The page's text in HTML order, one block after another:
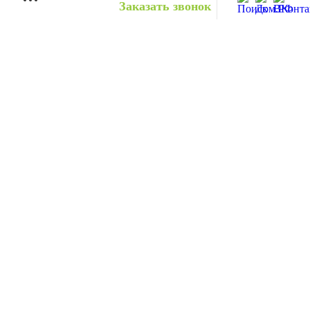
Заказать звонок